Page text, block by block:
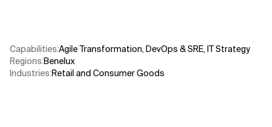
Capabilities:Agile Transformation,DevOps & SRE,IT Strategy
Regions:Benelux
Industries:Retail and Consumer Goods